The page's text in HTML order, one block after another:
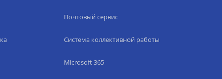
Почтовый сервис
Система коллективной работы
Microsoft 365